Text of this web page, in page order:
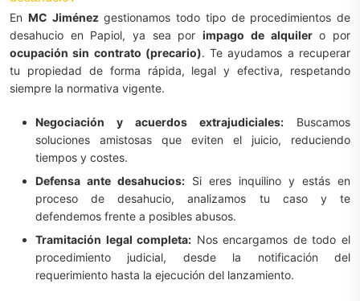
En MC Jiménezgestionamos todo tipo de procedimientos de
desahucio en Papiol, ya sea porimpago de alquilero por
ocupación sin contrato (precario). Te ayudamos a recuperar
tu propiedad de forma rápida, legal y efectiva, respetando
siempre la normativa vigente.
Negociación y acuerdos extrajudiciales: Buscamos
soluciones amistosas que eviten el juicio, reduciendo
tiempos y costes.
Defensa ante desahucios: Si eres inquilino y estás en
proceso de desahucio, analizamos tu caso y te
defendemos frente a posibles abusos.
Tramitación legal completa: Nos encargamos de todo el
procedimiento judicial, desde la notificación del
requerimiento hasta la ejecución del lanzamiento.